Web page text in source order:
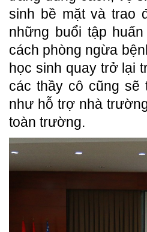
sinh bề mặt và trao
những buổi tập
cách phòng ngừa
học sinh quay trở lại
các thầy cô cũng
như hỗ trợ nhà
toàn trường.